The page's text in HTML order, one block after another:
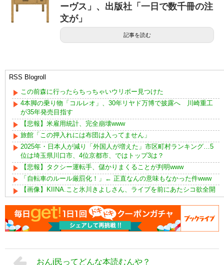
ーヴス」、出版社「一日で数千冊の注
文が」
記事を読む
RSS Blogroll
この前森に行ったらちっちゃいウリボー見つけた
4本脚の乗り物「コルレオ」、30年リヤド万博で披露へ 川崎重工
が35年発売目指す
【悲報】米雇用統計、完全崩壊www
旅館「この押入れには布団は入ってません」
2025年・日本人が減り「外国人が増えた」市区町村ランキング…5
位は埼玉県川口市、4位京都市、ではトップ3は？
【悲報】タクシー運転手、儲かりまくることが判明www
「自転車のルール厳罰化！」← 正直なんの意味もなかった件www
【画像】KIINA.こと氷川きよしさん、ライブを前にあたシコ欲全開
www
おんj民ってどんな本読むんや？